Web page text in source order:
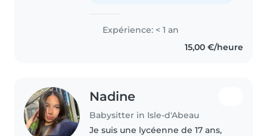
Expérience: < 1 an
15,00 €/heure
Nadine
Babysitter in Isle-d'Abeau
Je suis une lycéenne de 17 ans,